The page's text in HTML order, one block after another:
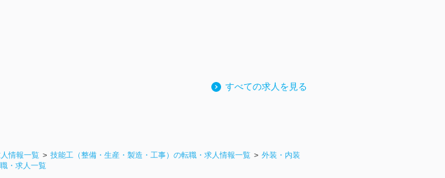
すべての求人を見る
情報一覧 技能工（整備・生産・製造・工事）の転職・求人情報一覧
外装・内装
・求人一覧